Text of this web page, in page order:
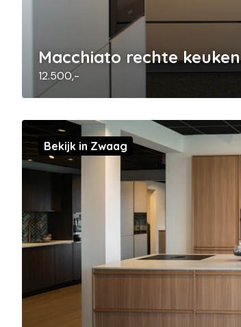
Macchiato rechte keuken
12.500,-
Bekijk in Zwaag